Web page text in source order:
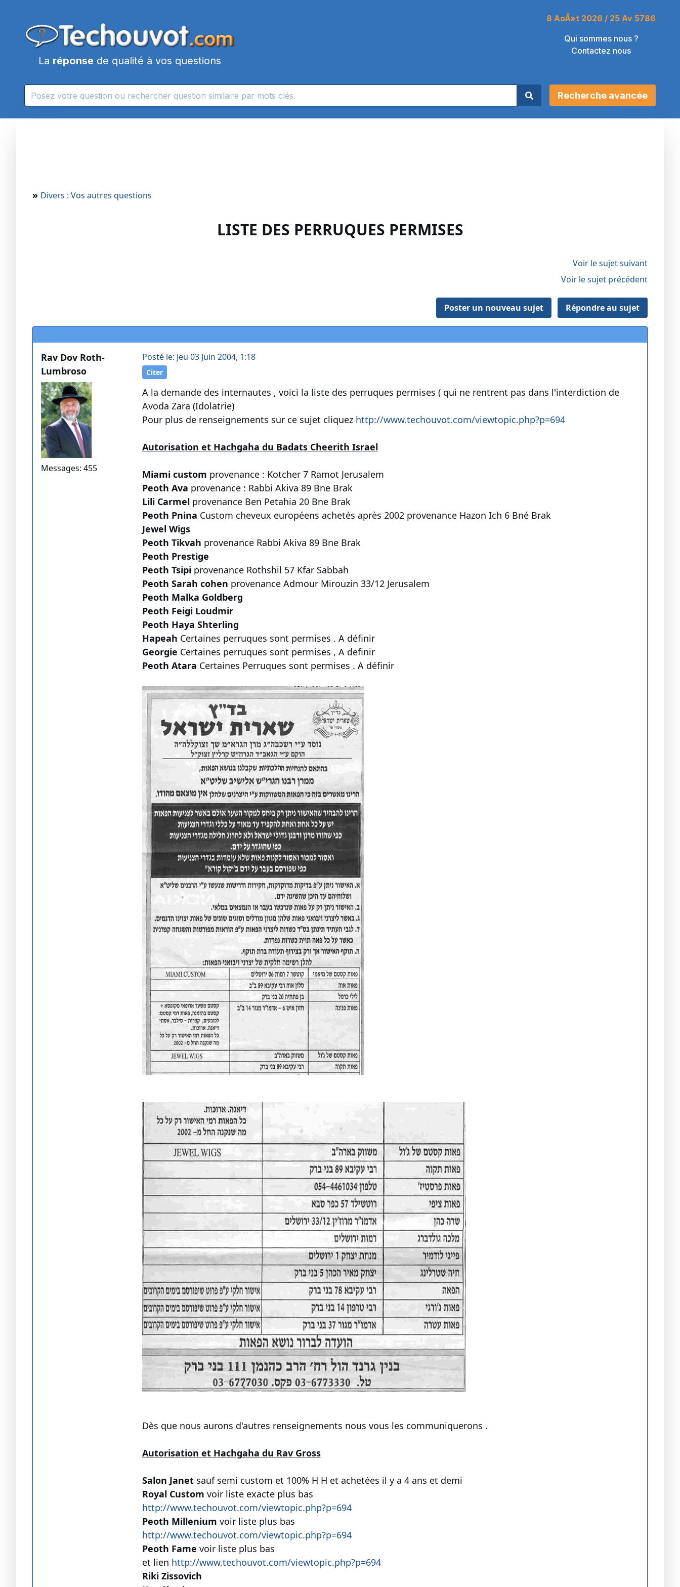
La réponse de qualité à vos questions
8 AoÃ»t 2026 / 25 Av 5786
Qui sommes nous ?
Contactez nous
Recherche avancée
» Divers : Vos autres questions
LISTE DES PERRUQUES PERMISES
Voir le sujet suivant
Voir le sujet précédent
Poster un nouveau sujet Répondre au sujet
Rav Dov Roth-
Lumbroso
Messages: 455
Posté le: Jeu 03 Juin 2004, 1:18
Citer
A la demande des internautes , voici la liste des perruques permises ( qui ne rentrent pas dans l'interdiction de
Avoda Zara (Idolatrie)
Pour plus de renseignements sur ce sujet cliquez http://www.techouvot.com/viewtopic.php?p=694
Autorisation et Hachgaha du Badats Cheerith Israel
Miami custom provenance : Kotcher 7 Ramot Jerusalem
Peoth Ava provenance : Rabbi Akiva 89 Bne Brak
Lili Carmel provenance Ben Petahia 20 Bne Brak
Peoth Pnina Custom cheveux européens achetés après 2002 provenance Hazon Ich 6 Bné Brak
Jewel Wigs
Peoth Tikvah provenance Rabbi Akiva 89 Bne Brak
Peoth Prestige
Peoth Tsipi provenance Rothshil 57 Kfar Sabbah
Peoth Sarah cohen provenance Admour Mirouzin 33/12 Jerusalem
Peoth Malka Goldberg
Peoth Feigi Loudmir
Peoth Haya Shterling
Hapeah Certaines perruques sont permises . A définir
Georgie Certaines perruques sont permises , A definir
Peoth Atara Certaines Perruques sont permises . A définir
Dès que nous aurons d'autres renseignements nous vous les communiquerons .
Autorisation et Hachgaha du Rav Gross
Salon Janet sauf semi custom et 100% H H et achetées il y a 4 ans et demi
Royal Custom voir liste exacte plus bas
http://www.techouvot.com/viewtopic.php?p=694
Peoth Millenium voir liste plus bas
http://www.techouvot.com/viewtopic.php?p=694
Peoth Fame voir liste plus bas
et lien http://www.techouvot.com/viewtopic.php?p=694
Riki Zissovich